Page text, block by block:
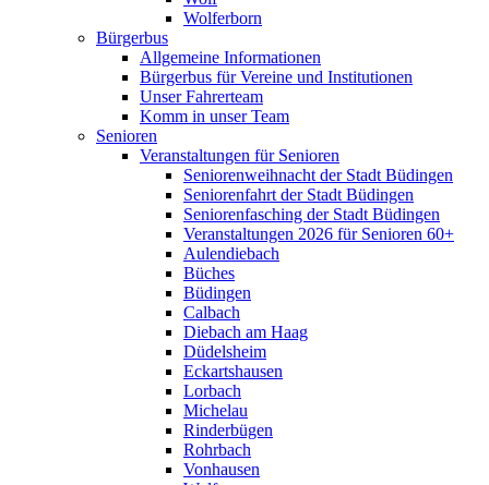
Wolferborn
Bürgerbus
Allgemeine Informationen
Bürgerbus für Vereine und Institutionen
Unser Fahrerteam
Komm in unser Team
Senioren
Veranstaltungen für Senioren
Seniorenweihnacht der Stadt Büdingen
Seniorenfahrt der Stadt Büdingen
Seniorenfasching der Stadt Büdingen
Veranstaltungen 2026 für Senioren 60+
Aulendiebach
Büches
Büdingen
Calbach
Diebach am Haag
Düdelsheim
Eckartshausen
Lorbach
Michelau
Rinderbügen
Rohrbach
Vonhausen